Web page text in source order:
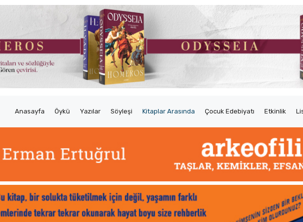
Anasayfa Öykü Yazılar Söyleşi Kitaplar Arasında Çocuk Edebiyatı Etkinlik